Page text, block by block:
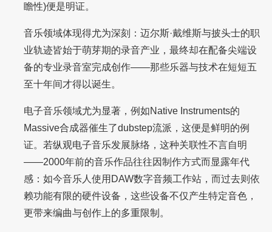
瞻性)便是明证。
音乐领域体现得尤为深刻：迈尔斯·戴维斯与披头士的职
业轨迹皆始于萌芽期的录音产业，最终却在配备尖端设
备的专业录音室完成创作——那些乐器与技术在短短五
至十年间才得以诞生。
电子音乐领域尤为显著，例如Native Instruments的
Massive合成器催生了dubstep流派，这便是鲜明的例
证。若纵观电子音乐发展脉络，这种关联性不言自明
——2000年前的音乐作品往往因制作方式而显露年代
感：如今音乐人使用DAW数字音频工作站，而过去则依
赖功能有限的硬件设备，这些设备不仅产生特定音色，
更带来编曲与创作上的多重限制。